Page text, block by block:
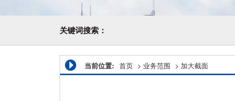
关键词搜索：
当前位置: 首页 > 业务范围 > 加大截面